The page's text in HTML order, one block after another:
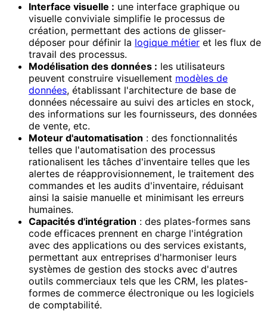
Interface visuelle : une interface graphique ou
visuelle conviviale simplifie le processus de
création, permettant des actions de glisser-
déposer pour définir la logique métier et les flux de
travail des processus.
Modélisation des données : les utilisateurs
peuvent construire visuellement modèles de
données, établissant l'architecture de base de
données nécessaire au suivi des articles en stock,
des informations sur les fournisseurs, des données
de vente, etc.
Moteur d'automatisation : des fonctionnalités
telles que l'automatisation des processus
rationalisent les tâches d'inventaire telles que les
alertes de réapprovisionnement, le traitement des
commandes et les audits d'inventaire, réduisant
ainsi la saisie manuelle et minimisant les erreurs
humaines.
Capacités d'intégration : des plates-formes sans
code efficaces prennent en charge l'intégration
avec des applications ou des services existants,
permettant aux entreprises d'harmoniser leurs
systèmes de gestion des stocks avec d'autres
outils commerciaux tels que les CRM, les plates-
formes de commerce électronique ou les logiciels
de comptabilité.